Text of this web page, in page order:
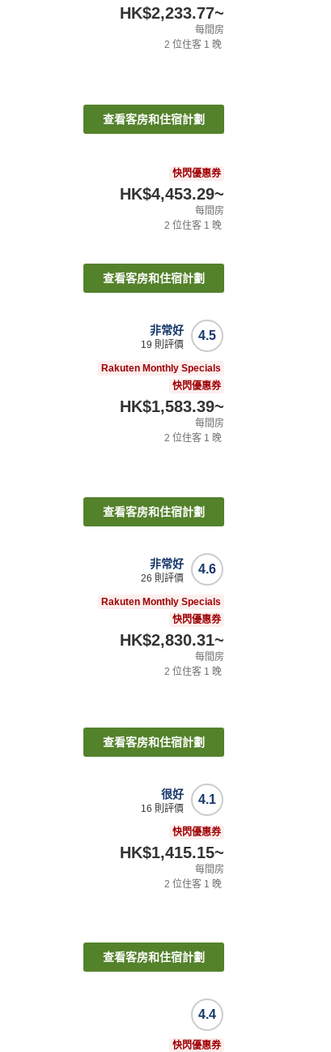
HK$2,233.77~
每間房
2 位住客 1 晚
查看客房和住宿計劃
快閃優惠券
HK$4,453.29~
每間房
2 位住客 1 晚
查看客房和住宿計劃
4.5
非常好
19 則評價
Rakuten Monthly Specials
快閃優惠券
HK$1,583.39~
每間房
2 位住客 1 晚
查看客房和住宿計劃
4.6
非常好
26 則評價
Rakuten Monthly Specials
快閃優惠券
HK$2,830.31~
每間房
2 位住客 1 晚
查看客房和住宿計劃
4.1
很好
16 則評價
快閃優惠券
HK$1,415.15~
每間房
2 位住客 1 晚
查看客房和住宿計劃
4.4
快閃優惠券